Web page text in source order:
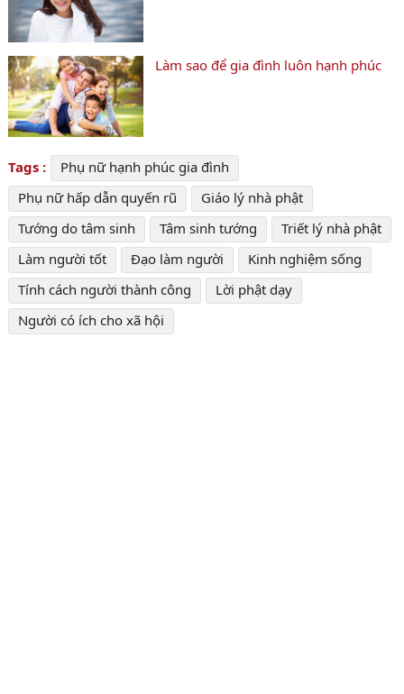
Làm sao để gia đình luôn hạnh phúc
Tags :
Phụ nữ hạnh phúc gia đình
Phụ nữ hấp dẫn quyến rũ
Giáo lý nhà phật
Tướng do tâm sinh
Tâm sinh tướng
Triết lý nhà phật
Làm người tốt
Đạo làm người
Kinh nghiệm sống
Tính cách người thành công
Lời phật dạy
Người có ích cho xã hội